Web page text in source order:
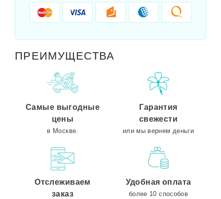
ПРЕИМУЩЕСТВА
Самые выгодные
цены
в Москве.
Гарантия
свежести
или мы вернем деньги
Отслеживаем
заказ
Удобная оплата
более 10 способов